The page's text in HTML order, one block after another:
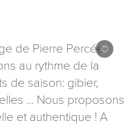
de Pierre Percée
au rythme de la
de saison: gibier,
... Nous proposons
et authentique ! A
partir de ce formulaire sont
votre demande (sauf
d’un droit d’accès, de
données vous concernant,
une demande par
ou par courrier